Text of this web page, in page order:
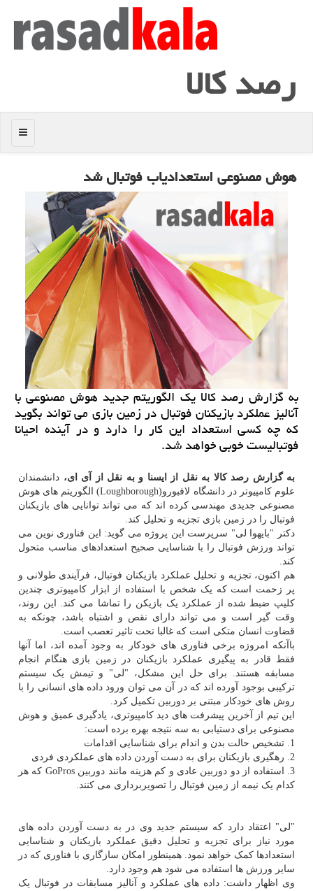
رصد كالا
منو
هوش مصنوعی استعدادیاب فوتبال شد
به گزارش رصد كالا یك الگوریتم جدید هوش مصنوعی با
آنالیز عملكرد بازیكنان فوتبال در زمین بازی می تواند بگوید
كه چه كسی استعداد این كار را دارد و در آینده احیانا
فوتبالیست خوبی خواهد شد.
به گزارش رصد کالا به نقل از ایسنا و به نقل از آی ای، دانشمندان
علوم کامپیوتر در دانشگاه لافبورو(Loughborough) الگوریتم های هوش
مصنوعی جدیدی مهندسی کرده اند که می تواند توانایی های بازیکنان
فوتبال را در زمین بازی تجزیه و تحلیل کند.
دکتر "بایهوا لی" سرپرست این پروژه می گوید: این فناوری نوین می
تواند ورزش فوتبال را با شناسایی صحیح استعدادهای مناسب متحول
کند.
هم اکنون، تجزیه و تحلیل عملکرد بازیکنان فوتبال، فرآیندی طولانی و
پر زحمت است که یک شخص با استفاده از ابزار کامپیوتری چندین
کلیپ ضبط شده از عملکرد یک بازیکن را تماشا می کند. این روند،
وقت گیر است و می تواند دارای نقص و اشتباه باشد، چونکه به
قضاوت انسان متکی است که غالبا تحت تاثیر تعصب است.
باآنکه امروزه برخی فناوری های خودکار به وجود آمده اند، اما آنها
فقط قادر به پیگیری عملکرد بازیکنان در زمین بازی هنگام انجام
مسابقه هستند. برای حل این مشکل، "لی" و تیمش یک سیستم
ترکیبی بوجود آورده اند که در آن می توان ورود داده های انسانی را با
روش های خودکار مبتنی بر دوربین تکمیل کرد.
این تیم از آخرین پیشرفت های دید کامپیوتری، یادگیری عمیق و هوش
مصنوعی برای دستیابی به سه نتیجه بهره برده است:
1. تشخیص حالت بدن و اندام برای شناسایی اقدامات
2. رهگیری بازیکنان برای به دست آوردن داده های عملکردی فردی
3. استفاده از دو دوربین عادی و کم هزینه مانند دوربین GoPros که هر
کدام یک نیمه از زمین فوتبال را تصویربرداری می کنند.
"لی" اعتقاد دارد که سیستم جدید وی در به دست آوردن داده های
مورد نیاز برای تجزیه و تحلیل دقیق عملکرد بازیکنان و شناسایی
استعدادها کمک خواهد نمود. همینطور امکان سازگاری با فناوری که در
سایر ورزش ها استفاده می شود هم وجود دارد.
وی اظهار داشت: داده های عملکرد و آنالیز مسابقات در فوتبال یک